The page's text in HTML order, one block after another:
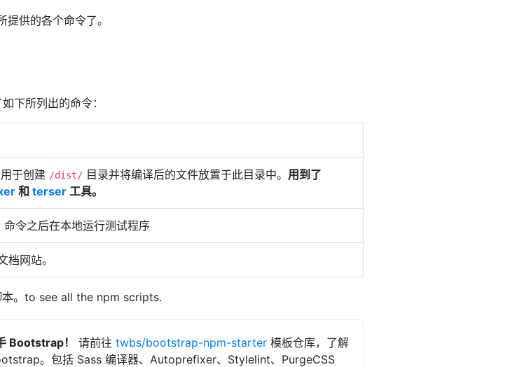
供的各个命令了。
下所列出的命令：
于创建 /dist/ 目录并将编译后的文件放置于此目录中。 用到了
和 terser 工具。
命令之后在本地运行测试程序
档网站。
本。to see all the npm scripts.
Bootstrap！ 请前往 twbs/bootstrap-npm-starter 模板仓库，了解
。包括 Sass 编译器、Autoprefixer、Stylelint、PurgeCSS